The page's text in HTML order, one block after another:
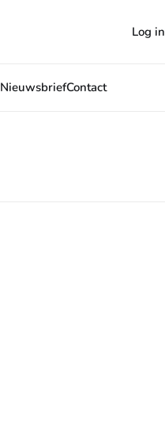
NieuwsbriefContact
Log in